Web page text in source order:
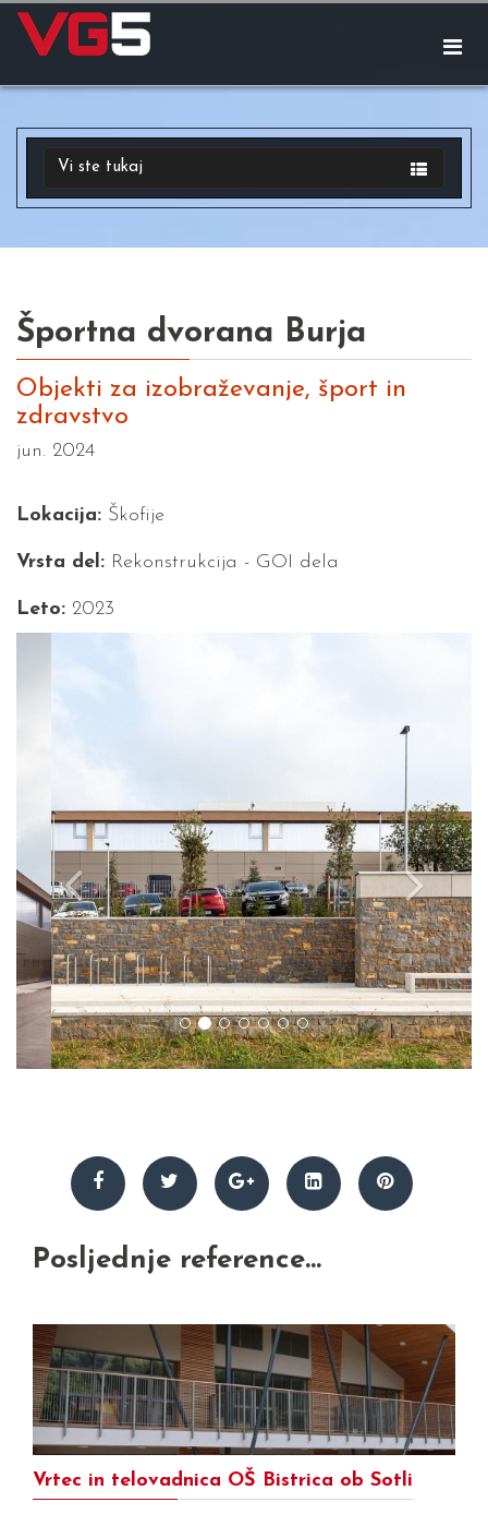
Vi ste tukaj
Športna dvorana Burja
Objekti za izobraževanje, šport in
zdravstvo
jun. 2024
Lokacija: Škofije
Vrsta del: Rekonstrukcija - GOI dela
Leto: 2023
Posljednje reference...
Vrtec in telovadnica OŠ Bistrica ob Sotli